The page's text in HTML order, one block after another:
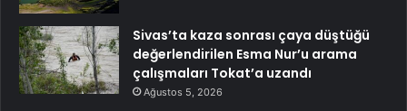
Sivas’ta kaza sonrası çaya düştüğü
değerlendirilen Esma Nur’u arama
çalışmaları Tokat’a uzandı
Ağustos 5, 2026